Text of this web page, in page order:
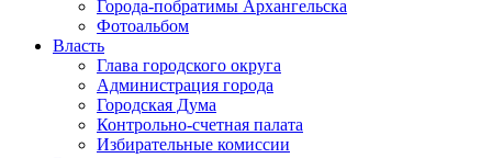
Города-побратимы Архангельска
Фотоальбом
Власть
Глава городского округа
Администрация города
Городская Дума
Контрольно-счетная палата
Избирательные комиссии